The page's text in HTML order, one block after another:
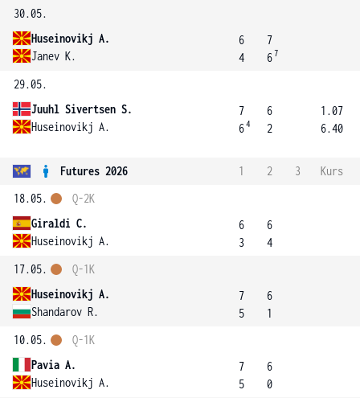
30.05.
Huseinovikj A.
Janev K.
6
4
7
67
29.05.
Juuhl Sivertsen S.
Huseinovikj A.
7
64
6
2
1.07
6.40
Futures 2026 1 2 3
Kurs
18.05.
Giraldi C.
Huseinovikj A.
Q-2K
6
3
6
4
17.05.
Huseinovikj A.
Shandarov R.
Q-1K
7
5
6
1
10.05.
Pavia A.
Huseinovikj A.
Q-1K
7
5
6
0